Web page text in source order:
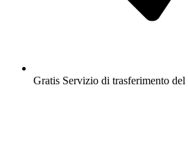
Gratis Servizio di trasferimento